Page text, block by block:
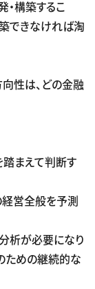
・構築するこ
できなければ淘
性は、どの金融
踏まえて判断す
営全般を予測
析が必要になり
ための継続的な